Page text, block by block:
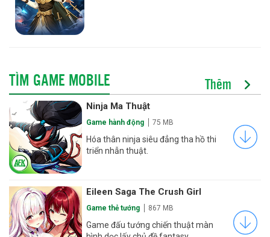
TÌM GAME MOBILE Thêm
Ninja Ma Thuật
Game hành động 75 MB
Hóa thân ninja siêu đẳng tha hồ thi
triển nhẫn thuật.
Eileen Saga The Crush Girl
Game thẻ tướng 867 MB
Game đấu tướng chiến thuật màn